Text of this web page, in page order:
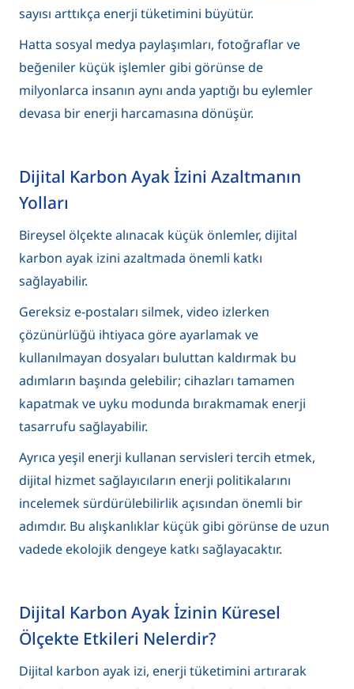
sayısı arttıkça enerji tüketimini büyütür.
Hatta sosyal medya paylaşımları, fotoğraflar ve
beğeniler küçük işlemler gibi görünse de
milyonlarca insanın aynı anda yaptığı bu eylemler
devasa bir enerji harcamasına dönüşür.
Dijital Karbon Ayak İzini Azaltmanın
Yolları
Bireysel ölçekte alınacak küçük önlemler, dijital
karbon ayak izini azaltmada önemli katkı
sağlayabilir.
Gereksiz e-postaları silmek, video izlerken
çözünürlüğü ihtiyaca göre ayarlamak ve
kullanılmayan dosyaları buluttan kaldırmak bu
adımların başında gelebilir; cihazları tamamen
kapatmak ve uyku modunda bırakmamak enerji
tasarrufu sağlayabilir.
Ayrıca yeşil enerji kullanan servisleri tercih etmek,
dijital hizmet sağlayıcıların enerji politikalarını
incelemek sürdürülebilirlik açısından önemli bir
adımdır. Bu alışkanlıklar küçük gibi görünse de uzun
vadede ekolojik dengeye katkı sağlayacaktır.
Dijital Karbon Ayak İzinin Küresel
Ölçekte Etkileri Nelerdir?
Dijital karbon ayak izi, enerji tüketimini artırarak